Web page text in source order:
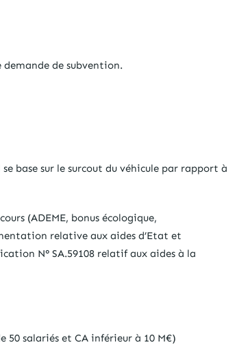
de subvention.
base sur le surcout du véhicule par rapport à
(ADEME, bonus écologique,
relative aux aides d’Etat et
N° SA.59108 relatif aux aides à la
50 salariés et CA inférieur à 10 M€)